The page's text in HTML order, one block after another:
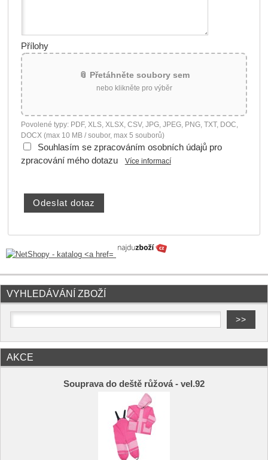
Přílohy
📎 Přetáhněte soubory sem
nebo klikněte pro výběr
Povolené typy: PDF, XLS, XLSX, CSV, JPG, JPEG, PNG, TXT, DOC,
DOCX (max 10 MB / soubor, max 5 souborů)
Souhlasím se zpracováním osobních údajů pro
zpracování mého dotazu
Více informací
VYHLEDÁVÁNÍ ZBOŽÍ
AKCE
Souprava do deště růžová - vel.92